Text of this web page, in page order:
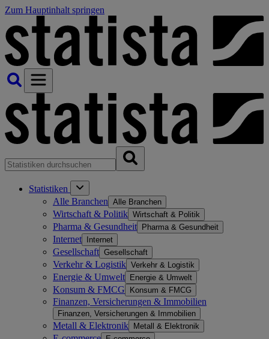
Zum Hauptinhalt springen
Statistiken
Alle Branchen Alle Branchen
Wirtschaft & Politik Wirtschaft & Politik
Pharma & Gesundheit Pharma & Gesundheit
Internet Internet
Gesellschaft Gesellschaft
Verkehr & Logistik Verkehr & Logistik
Energie & Umwelt Energie & Umwelt
Konsum & FMCG Konsum & FMCG
Finanzen, Versicherungen & Immobilien
Finanzen, Versicherungen & Immobilien
Metall & Elektronik Metall & Elektronik